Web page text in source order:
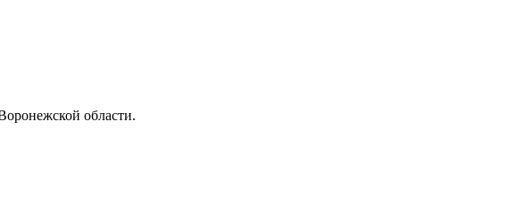
области.